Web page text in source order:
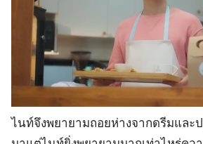
ไนท์จึงพยายามถอยห่างจากดรีมและ